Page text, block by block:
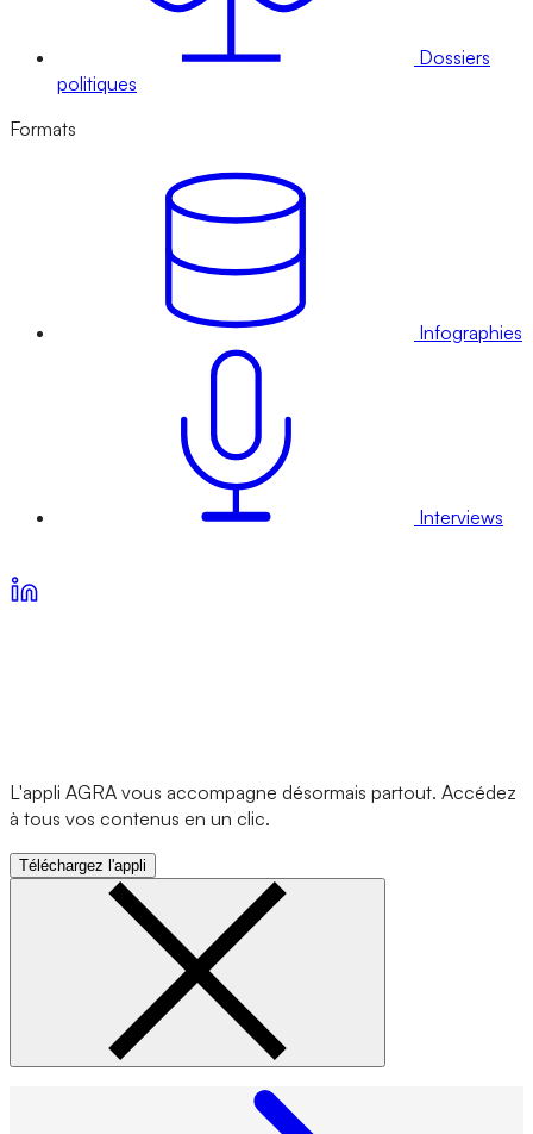
Dossiers
politiques
Formats
Infographies
Interviews
L'appli AGRA vous accompagne désormais partout. Accédez
à tous vos contenus en un clic.
Téléchargez l'appli